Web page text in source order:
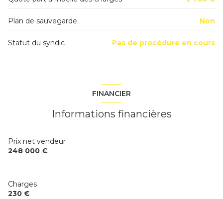
Plan de sauvegarde Non
Statut du syndic Pas de procédure en cours
FINANCIER
Informations financières
Prix net vendeur
248 000 €
Charges
230 €